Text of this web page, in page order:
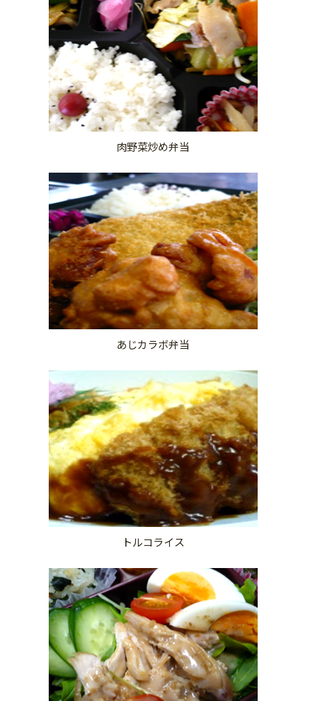
肉野菜炒め弁当
あじカラボ弁当
トルコライス